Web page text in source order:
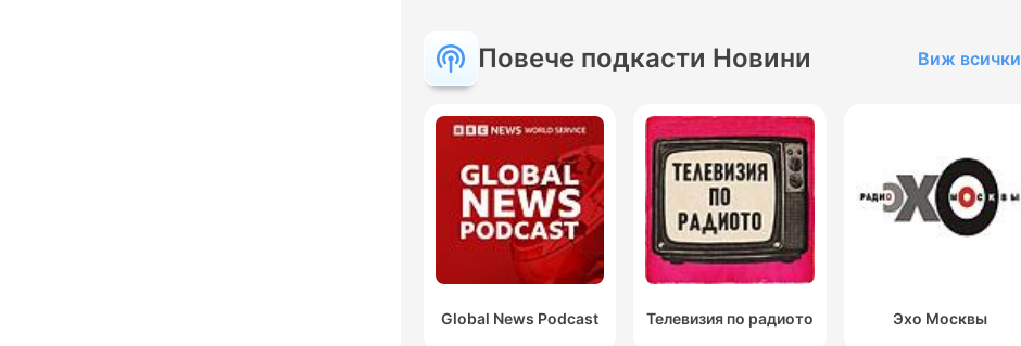
Повече подкасти Новини Виж всички
Global News Podcast Телевизия по радиото Эхо Москвы